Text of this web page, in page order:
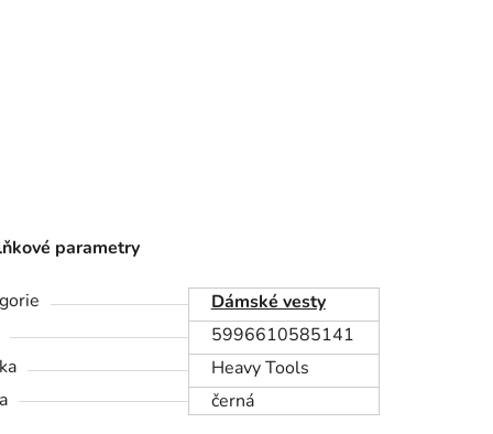
parametry
Dámské vesty
5996610585141
Heavy Tools
černá